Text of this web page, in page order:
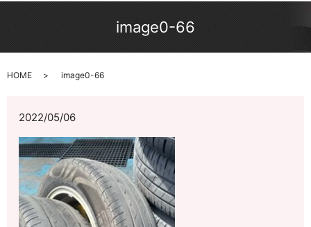
image0-66
HOME image0-66
2022/05/06